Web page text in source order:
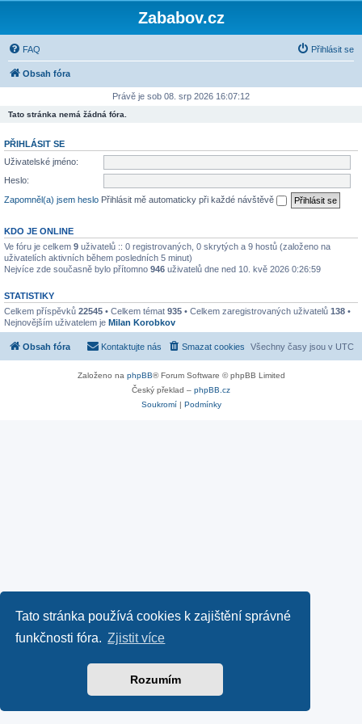
Tato stránka používá cookies k zajištění správné
funkčnosti fóra. Zjistit více
Rozumím
Zababov.cz
FAQ Přihlásit se
Obsah fóra
Právě je sob 08. srp 2026 16:07:12
Tato stránka nemá žádná fóra.
PŘIHLÁSIT SE
Uživatelské jméno:
Heslo:
Zapomněl(a) jsem heslo Přihlásit mě automaticky při každé návštěvě
KDO JE ONLINE
Ve fóru je celkem 9 uživatelů :: 0 registrovaných, 0 skrytých a 9 hostů (založeno na
uživatelích aktivních během posledních 5 minut)
Nejvíce zde současně bylo přítomno 946 uživatelů dne ned 10. kvě 2026 0:26:59
STATISTIKY
Celkem příspěvků 22545 • Celkem témat 935 • Celkem zaregistrovaných uživatelů 138 •
Nejnovějším uživatelem je Milan Korobkov
Obsah fóra Všechny časy jsou v UTC
Smazat cookies
Kontaktujte nás
Založeno na phpBB® Forum Software © phpBB Limited
Český překlad – phpBB.cz
Soukromí| Podmínky